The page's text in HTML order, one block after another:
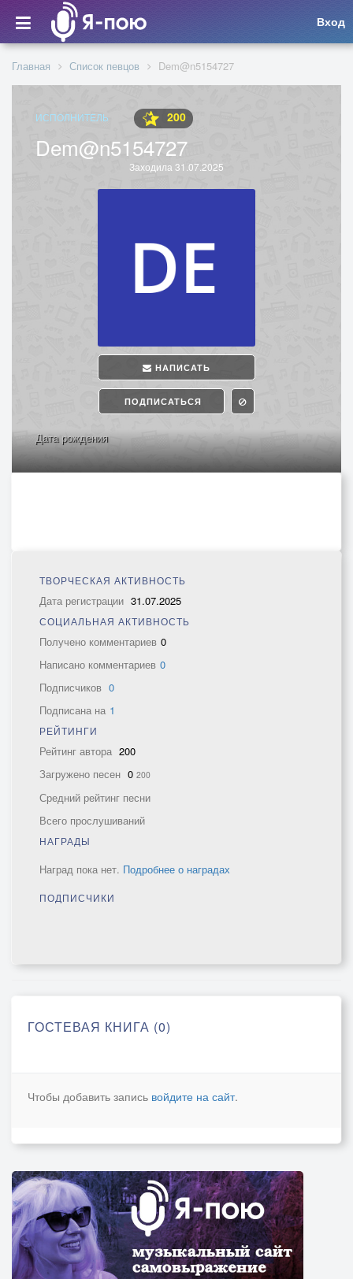
Вход
Главная Список певцов Dem@n5154727
ИСПОЛНИТЕЛЬ 200
Dem@n5154727
Заходила 31.07.2025
НАПИСАТЬ
ПОДПИСАТЬСЯ
Дата рождения
ТВОРЧЕСКАЯ АКТИВНОСТЬ
Дата регистрации 31.07.2025
СОЦИАЛЬНАЯ АКТИВНОСТЬ
Получено комментариев 0
Написано комментариев 0
Подписчиков 0
Подписана на 1
РЕЙТИНГИ
Рейтинг автора 200
Загружено песен 0 200
Средний рейтинг песни
Всего прослушиваний
НАГРАДЫ
Наград пока нет. Подробнее о наградах
ПОДПИСЧИКИ
ГОСТЕВАЯ КНИГА (0)
Чтобы добавить запись войдите на сайт.